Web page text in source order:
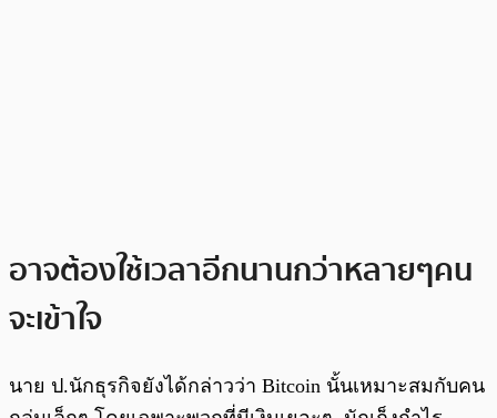
อาจต้องใช้เวลาอีกนานกว่าหลายๆคน
จะเข้าใจ
นาย ป.นักธุรกิจยังได้กล่าวว่า Bitcoin นั้นเหมาะสมกับคน